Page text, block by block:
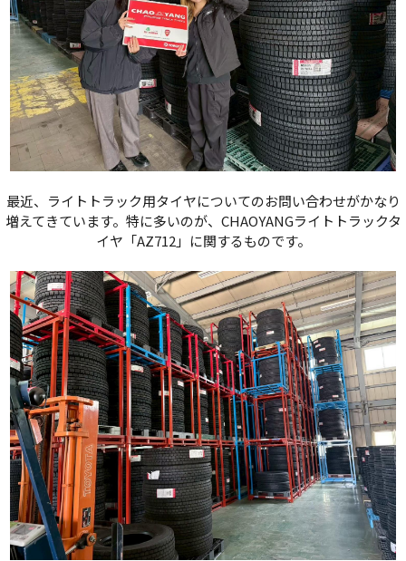
最近、ライトトラック用タイヤについてのお問い合わせがかなり
増えてきています。特に多いのが、CHAOYANGライトトラックタ
イヤ「AZ712」に関するものです。